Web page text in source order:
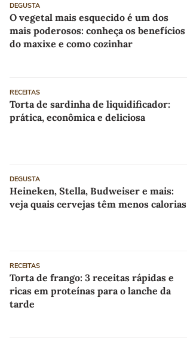
DEGUSTA
O vegetal mais esquecido é um dos
mais poderosos: conheça os benefícios
do maxixe e como cozinhar
RECEITAS
Torta de sardinha de liquidificador:
prática, econômica e deliciosa
DEGUSTA
Heineken, Stella, Budweiser e mais:
veja quais cervejas têm menos calorias
RECEITAS
Torta de frango: 3 receitas rápidas e
ricas em proteínas para o lanche da
tarde